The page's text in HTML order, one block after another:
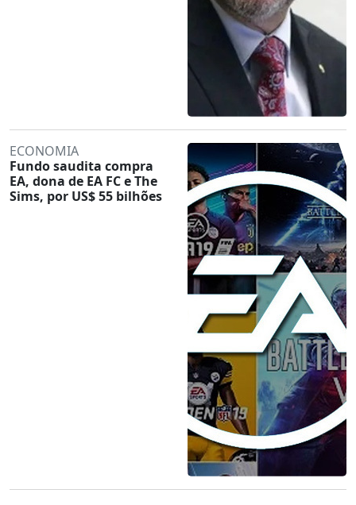
ECONOMIA
Fundo saudita compra
EA, dona de EA FC e The
Sims, por US$ 55 bilhões